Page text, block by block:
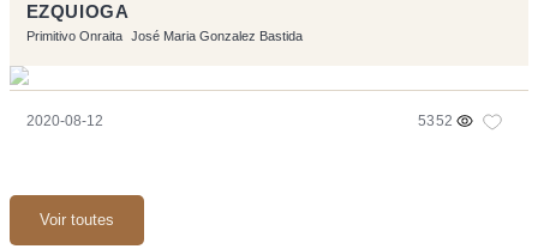
EZQUIOGA
Primitivo Onraita José Maria Gonzalez Bastida
2020-08-12 5352
Voir toutes